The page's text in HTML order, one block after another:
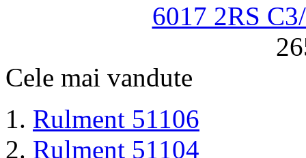
6017 2RS
Cele mai vandute
Rulment 51106
Rulment 51104